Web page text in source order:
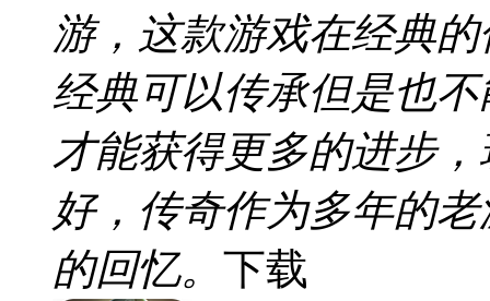
游，这款游戏在经典
经典可以传承但是也
才能获得更多的进步
好，传奇作为多年的
的回忆。 下载